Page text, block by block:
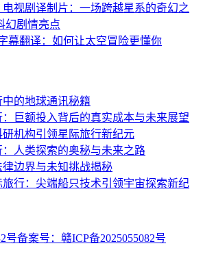
电视剧译制片：一场跨越星系的奇幻之
幻剧情亮点
幕翻译：如何让太空冒险更懂你
的地球通讯秘籍
巨额投入背后的真实成本与未来展望
机构引领星际旅行新纪元
人类探索的奥秘与未来之路
边界与未知挑战揭秘
行：尖端船只技术引领宇宙探索新纪
备案号：赣ICP备2025055082号